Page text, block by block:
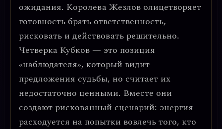
ожидания. Королева Жезлов олицетворяет
готовность брать ответственность,
рисковать и действовать решительно.
Четверка Кубков — это позиция
«наблюдателя», который видит
предложения судьбы, но считает их
недостаточно ценными. Вместе они
создают рискованный сценарий: энергия
расходуется на попытки вовлечь того, кто